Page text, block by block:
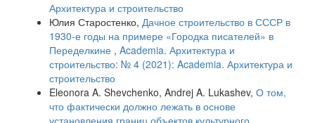
Архитектура и строительство
Юлия Старостенко, Дачное строительство в СССР в
1930-е годы на примере «Городка писателей» в
Переделкине , Academia. Архитектура и
строительство: № 4 (2021): Academia. Архитектура и
строительство
Eleonora A. Shevchenko, Andrej A. Lukashev, О том,
что фактически должно лежать в основе
установления границ объектов культурного